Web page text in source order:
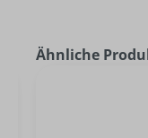
Ähnliche